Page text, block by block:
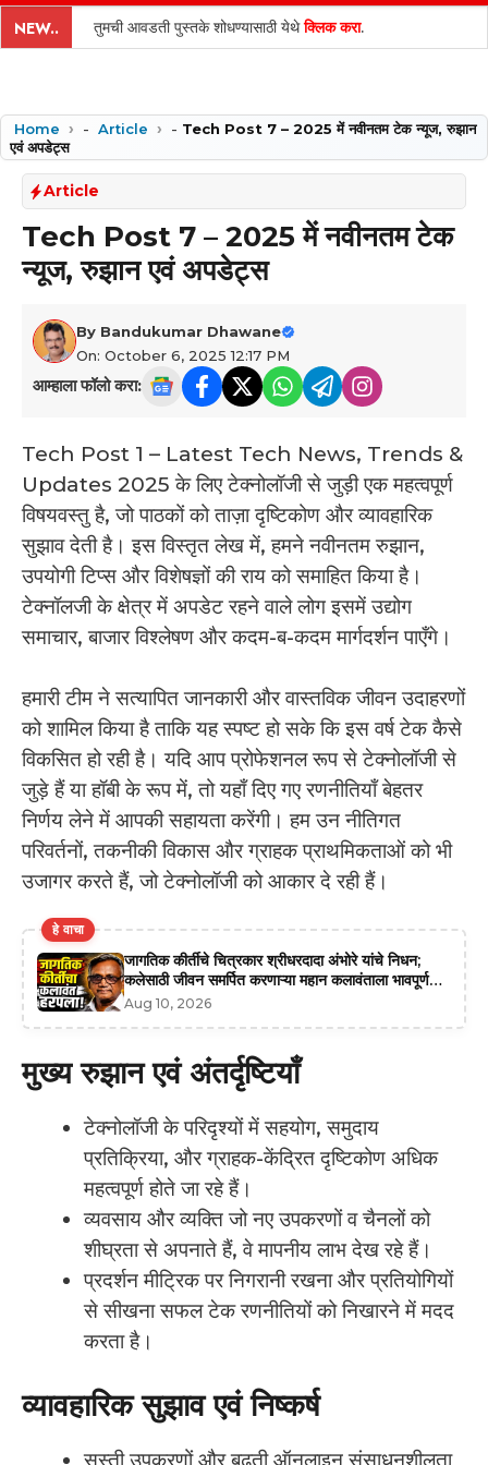
content
NEW.. तुमची आवडती पुस्तके शोधण्यासाठी येथेक्लिक करा.
Home - Article - Tech Post 7 – 2025 में नवीनतम टेक न्यूज, रुझान
एवं अपडेट्स
Article
Tech Post 7 – 2025 में नवीनतम टेक
न्यूज, रुझान एवं अपडेट्स
By Bandukumar Dhawane
On: October 6, 2025 12:17 PM
आम्हाला फॉलो करा:
Tech Post 1 – Latest Tech News, Trends &
Updates 2025 के लिए टेक्नोलॉजी से जुड़ी एक महत्वपूर्ण
विषयवस्तु है, जो पाठकों को ताज़ा दृष्टिकोण और व्यावहारिक
सुझाव देती है। इस विस्तृत लेख में, हमने नवीनतम रुझान,
उपयोगी टिप्स और विशेषज्ञों की राय को समाहित किया है।
टेक्नॉलजी के क्षेत्र में अपडेट रहने वाले लोग इसमें उद्योग
समाचार, बाजार विश्लेषण और कदम-ब-कदम मार्गदर्शन पाएँगे।
हमारी टीम ने सत्यापित जानकारी और वास्तविक जीवन उदाहरणों
को शामिल किया है ताकि यह स्पष्ट हो सके कि इस वर्ष टेक कैसे
विकसित हो रही है। यदि आप प्रोफेशनल रूप से टेक्नोलॉजी से
जुड़े हैं या हॉबी के रूप में, तो यहाँ दिए गए रणनीतियाँ बेहतर
निर्णय लेने में आपकी सहायता करेंगी। हम उन नीतिगत
परिवर्तनों, तकनीकी विकास और ग्राहक प्राथमिकताओं को भी
उजागर करते हैं, जो टेक्नोलॉजी को आकार दे रही हैं।
हे वाचा
जागतिक कीर्तीचे चित्रकार श्रीधरदादा अंभोरे यांचे निधन;
कलेसाठी जीवन समर्पित करणाऱ्या महान कलावंताला भावपूर्ण
श्रद्धांजली
Aug 10, 2026
मुख्य रुझान एवं अंतर्दृष्टियाँ
टेक्नोलॉजी के परिदृश्यों में सहयोग, समुदाय
प्रतिक्रिया, और ग्राहक-केंद्रित दृष्टिकोण अधिक
महत्वपूर्ण होते जा रहे हैं।
व्यवसाय और व्यक्ति जो नए उपकरणों व चैनलों को
शीघ्रता से अपनाते हैं, वे मापनीय लाभ देख रहे हैं।
प्रदर्शन मीट्रिक पर निगरानी रखना और प्रतियोगियों
से सीखना सफल टेक रणनीतियों को निखारने में मदद
करता है।
व्यावहारिक सुझाव एवं निष्कर्ष